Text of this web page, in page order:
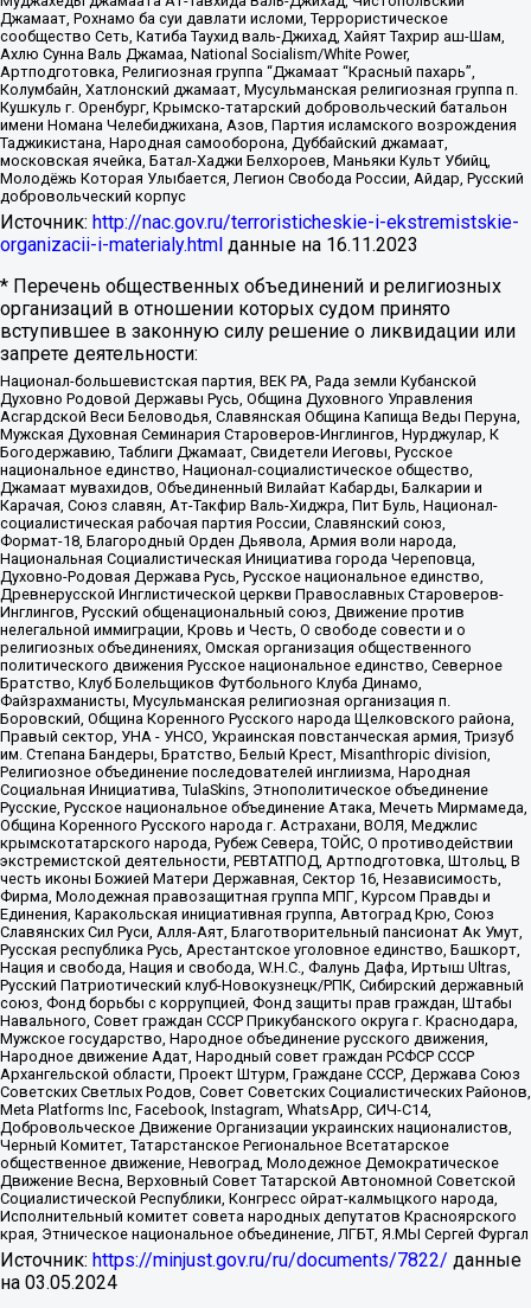
Джамаат, Рохнамо ба суи давлати исломи, Террористическое
сообщество Сеть, Катиба Таухид валь-Джихад, Хайят Тахрир аш-Шам,
Ахлю Сунна Валь Джамаа, National Socialism/White Power,
Артподготовка, Религиозная группа “Джамаат “Красный пахарь”,
Колумбайн, Хатлонский джамаат, Мусульманская религиозная группа п.
Кушкуль г. Оренбург, Крымско-татарский добровольческий батальон
имени Номана Челебиджихана, Азов, Партия исламского возрождения
Таджикистана, Народная самооборона, Дуббайский джамаат,
московская ячейка, Батал-Хаджи Белхороев, Маньяки Культ Убийц,
Молодёжь Которая Улыбается, Легион Свобода России, Айдар, Русский
добровольческий корпус
Источник: http://nac.gov.ru/terroristicheskie-i-ekstremistskie-
organizacii-i-materialy.html данные на 16.11.2023
* Перечень общественных объединений и религиозных
организаций в отношении которых судом принято
вступившее в законную силу решение о ликвидации или
запрете деятельности:
Национал-большевистская партия, ВЕК РА, Рада земли Кубанской
Духовно Родовой Державы Русь, Община Духовного Управления
Асгардской Веси Беловодья, Славянская Община Капища Веды Перуна,
Мужская Духовная Семинария Староверов-Инглингов, Нурджулар, К
Богодержавию, Таблиги Джамаат, Свидетели Иеговы, Русское
национальное единство, Национал-социалистическое общество,
Джамаат мувахидов, Объединенный Вилайат Кабарды, Балкарии и
Карачая, Союз славян, Ат-Такфир Валь-Хиджра, Пит Буль, Национал-
социалистическая рабочая партия России, Славянский союз,
Формат-18, Благородный Орден Дьявола, Армия воли народа,
Национальная Социалистическая Инициатива города Череповца,
Духовно-Родовая Держава Русь, Русское национальное единство,
Древнерусской Инглистической церкви Православных Староверов-
Инглингов, Русский общенациональный союз, Движение против
нелегальной иммиграции, Кровь и Честь, О свободе совести и о
религиозных объединениях, Омская организация общественного
политического движения Русское национальное единство, Северное
Братство, Клуб Болельщиков Футбольного Клуба Динамо,
Файзрахманисты, Мусульманская религиозная организация п.
Боровский, Община Коренного Русского народа Щелковского района,
Правый сектор, УНА - УНСО, Украинская повстанческая армия, Тризуб
им. Степана Бандеры, Братство, Белый Крест, Misanthropic division,
Религиозное объединение последователей инглиизма, Народная
Социальная Инициатива, TulaSkins, Этнополитическое объединение
Русские, Русское национальное объединение Атака, Мечеть Мирмамеда,
Община Коренного Русского народа г. Астрахани, ВОЛЯ, Меджлис
крымскотатарского народа, Рубеж Севера, ТОЙС, О противодействии
экстремистской деятельности, РЕВТАТПОД, Артподготовка, Штольц, В
честь иконы Божией Матери Державная, Сектор 16, Независимость,
Фирма, Молодежная правозащитная группа МПГ, Курсом Правды и
Единения, Каракольская инициативная группа, Автоград Крю, Союз
Славянских Сил Руси, Алля-Аят, Благотворительный пансионат Ак Умут,
Русская республика Русь, Арестантское уголовное единство, Башкорт,
Нация и свобода, Нация и свобода, W.H.С., Фалунь Дафа, Иртыш Ultras,
Русский Патриотический клуб-Новокузнецк/РПК, Сибирский державный
союз, Фонд борьбы с коррупцией, Фонд защиты прав граждан, Штабы
Навального, Совет граждан СССР Прикубанского округа г. Краснодара,
Мужское государство, Народное объединение русского движения,
Народное движение Адат, Народный совет граждан РСФСР СССР
Архангельской области, Проект Штурм, Граждане СССР, Держава Союз
Советских Светлых Родов, Совет Советских Социалистических Районов,
Meta Platforms Inc, Facebook, Instagram, WhatsApp, СИЧ-С14,
Добровольческое Движение Организации украинских националистов,
Черный Комитет, Татарстанское Региональное Всетатарское
общественное движение, Невоград, Молодежное Демократическое
Движение Весна, Верховный Совет Татарской Автономной Советской
Социалистической Республики, Конгресс ойрат-калмыцкого народа,
Исполнительный комитет совета народных депутатов Красноярского
края, Этническое национальное объединение, ЛГБТ, Я.МЫ Сергей Фургал
Источник: https://minjust.gov.ru/ru/documents/7822/ данные
на 03.05.2024